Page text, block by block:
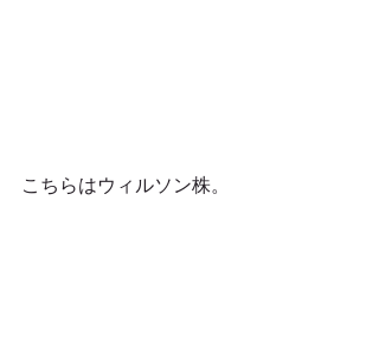
こちらはウィルソン株。